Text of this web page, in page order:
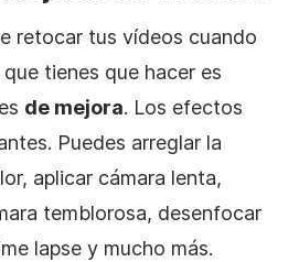
retocar tus vídeos cuando
tienes que hacer es
de mejora. Los efectos
Puedes arreglar la
aplicar cámara lenta,
temblorosa, desenfocar
lapse y mucho más.